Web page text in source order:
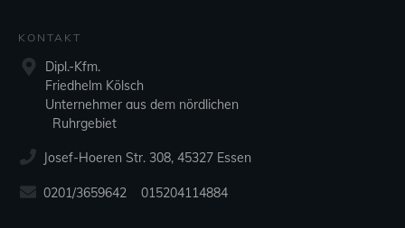
KONTAKT
Dipl.-Kfm.
Friedhelm Kölsch
Unternehmer aus dem nördlichen
Ruhrgebiet
Josef-Hoeren Str. 308, 45327 Essen
0201/3659642 015204114884